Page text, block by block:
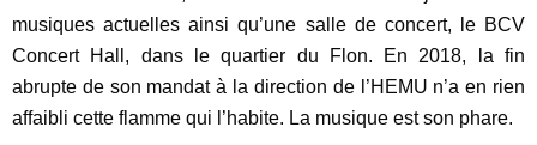
musiques actuelles ainsi qu’une salle de concert, le BCV
Concert Hall, dans le quartier du Flon. En 2018, la fin
abrupte de son mandat à la direction de l’HEMU n’a en rien
affaibli cette flamme qui l’habite. La musique est son phare.